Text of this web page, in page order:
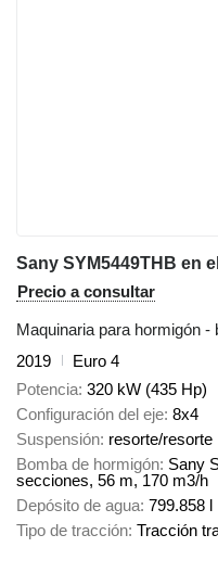
Precio a consultar
Maquinaria para hormigón -
2019
Euro 4
Potencia 320 kW (435 Hp)
Configuración del eje 8x4
Suspensión resorte/resorte
Bomba de hormigón Sany
secciones, 56 m, 170 m3/h
Depósito de agua 799.858 l
Tipo de tracción Tracción